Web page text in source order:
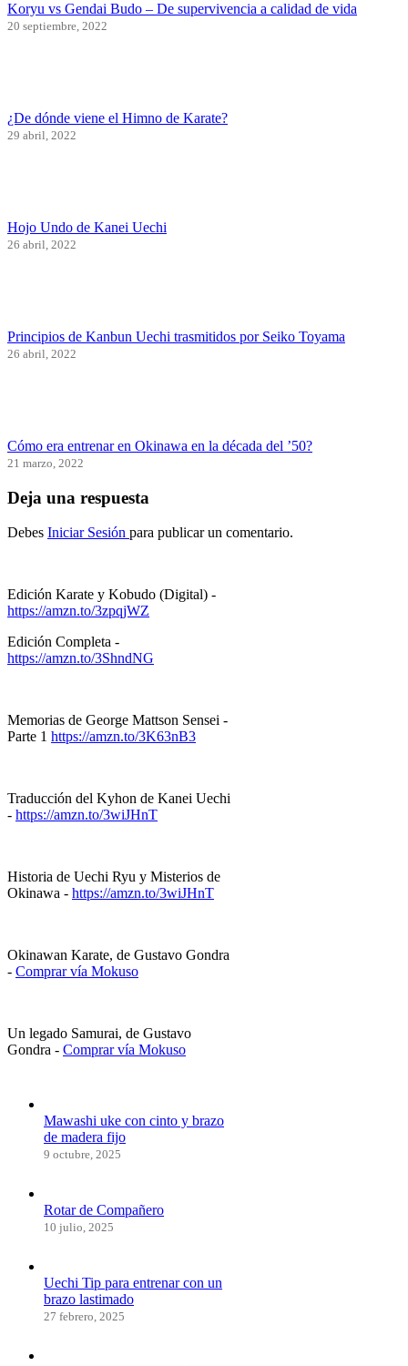
Koryu vs Gendai Budo – De supervivencia a calidad de vida
20 septiembre, 2022
¿De dónde viene el Himno de Karate?
29 abril, 2022
Hojo Undo de Kanei Uechi
26 abril, 2022
Principios de Kanbun Uechi trasmitidos por Seiko Toyama
26 abril, 2022
Cómo era entrenar en Okinawa en la década del ’50?
21 marzo, 2022
Deja una respuesta
Debes Iniciar Sesión para publicar un comentario.
Edición Karate y Kobudo (Digital) -
https://amzn.to/3zpqjWZ
Edición Completa -
https://amzn.to/3ShndNG
Memorias de George Mattson Sensei -
Parte 1 https://amzn.to/3K63nB3
Traducción del Kyhon de Kanei Uechi
- https://amzn.to/3wiJHnT
Historia de Uechi Ryu y Misterios de
Okinawa - https://amzn.to/3wiJHnT
Okinawan Karate, de Gustavo Gondra
- Comprar vía Mokuso
Un legado Samurai, de Gustavo
Gondra - Comprar vía Mokuso
Mawashi uke con cinto y brazo
de madera fijo
9 octubre, 2025
Rotar de Compañero
10 julio, 2025
Uechi Tip para entrenar con un
brazo lastimado
27 febrero, 2025